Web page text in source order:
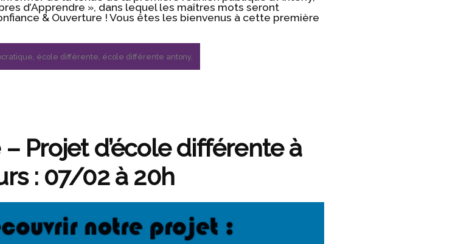
d’Apprendre », dans lequel les maîtres mots seront
& Ouverture ! Vous êtes les bienvenus à cette première
, école différente, école différente antony,
Projet d’école différente à
: 07/02 à 20h